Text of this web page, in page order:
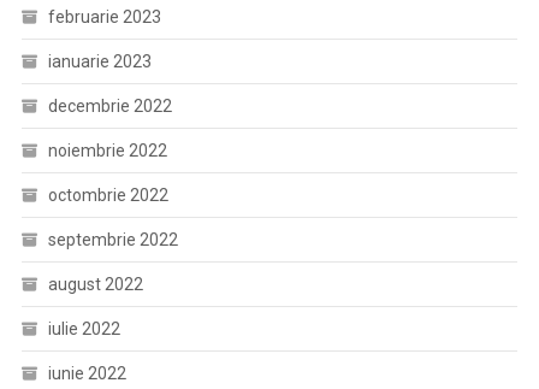
februarie 2023
ianuarie 2023
decembrie 2022
noiembrie 2022
octombrie 2022
septembrie 2022
august 2022
iulie 2022
iunie 2022